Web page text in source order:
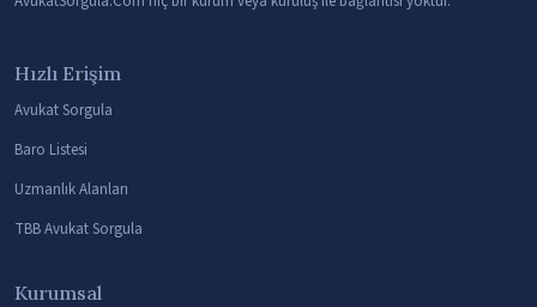
Hızlı Erişim
Avukat Sorgula
Baro Listesi
Uzmanlık Alanları
TBB Avukat Sorgula
Kurumsal